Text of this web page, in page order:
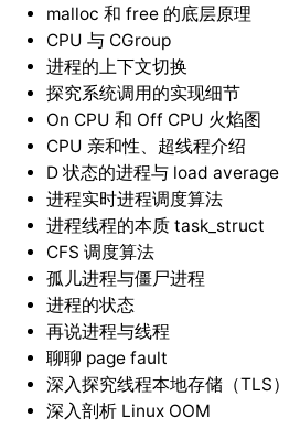
malloc 和 free 的底层原理
CPU 与 CGroup
进程的上下文切换
探究系统调用的实现细节
On CPU 和 Off CPU 火焰图
CPU 亲和性、超线程介绍
D 状态的进程与 load average
进程实时进程调度算法
进程线程的本质 task_struct
CFS 调度算法
孤儿进程与僵尸进程
进程的状态
再说进程与线程
聊聊 page fault
深入探究线程本地存储（TLS）
深入剖析 Linux OOM